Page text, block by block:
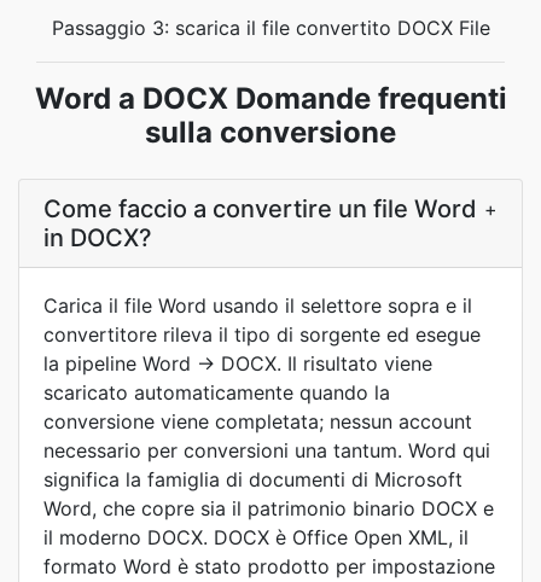
Passaggio 3: scarica il file convertito DOCX File
Word a DOCX Domande frequenti
sulla conversione
Come faccio a convertire un file Word
in DOCX?
+
Carica il file Word usando il selettore sopra e il
convertitore rileva il tipo di sorgente ed esegue
la pipeline Word → DOCX. Il risultato viene
scaricato automaticamente quando la
conversione viene completata; nessun account
necessario per conversioni una tantum. Word qui
significa la famiglia di documenti di Microsoft
Word, che copre sia il patrimonio binario DOCX e
il moderno DOCX. DOCX è Office Open XML, il
formato Word è stato prodotto per impostazione